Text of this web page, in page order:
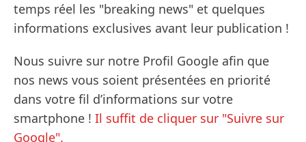
temps réel les "breaking news" et quelques
informations exclusives avant leur publication !
Nous suivre sur notre Profil Google afin que
nos news vous soient présentées en priorité
dans votre fil d’informations sur votre
smartphone ! Il suffit de cliquer sur "Suivre sur
Google".